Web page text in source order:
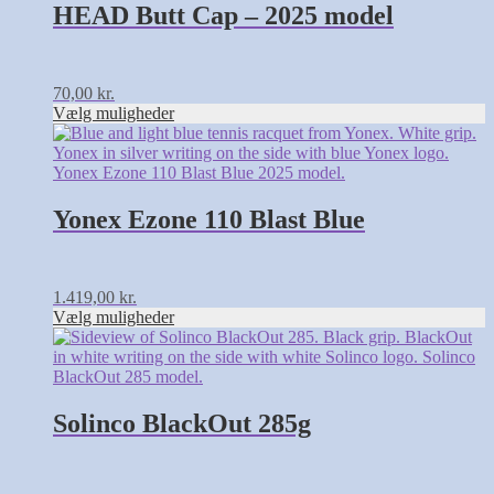
HEAD Butt Cap – 2025 model
70,00 kr.
Vælg muligheder
flere
varianter.
vælges
på
varesiden
Yonex Ezone 110 Blast Blue
1.419,00 kr.
Vælg muligheder
Dette
vare
har
varianter.
Mulighederne
på
varesiden
Solinco BlackOut 285g
Dette
vare
har
varianter.
Mulighederne